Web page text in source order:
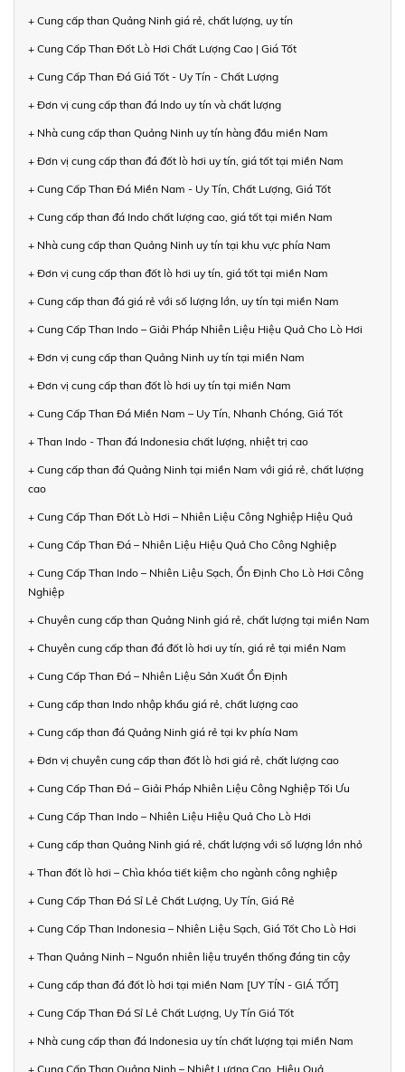
+ Cung cấp than Quảng Ninh giá rẻ, chất lượng, uy tín
+ Cung Cấp Than Đốt Lò Hơi Chất Lượng Cao | Giá Tốt
+ Cung Cấp Than Đá Giá Tốt - Uy Tín - Chất Lượng
+ Đơn vị cung cấp than đá Indo uy tín và chất lượng
+ Nhà cung cấp than Quảng Ninh uy tín hàng đầu miền Nam
+ Đơn vị cung cấp than đá đốt lò hơi uy tín, giá tốt tại miền Nam
+ Cung Cấp Than Đá Miền Nam - Uy Tín, Chất Lượng, Giá Tốt
+ Cung cấp than đá Indo chất lượng cao, giá tốt tại miền Nam
+ Nhà cung cấp than Quảng Ninh uy tín tại khu vực phía Nam
+ Đơn vị cung cấp than đốt lò hơi uy tín, giá tốt tại miền Nam
+ Cung cấp than đá giá rẻ với số lượng lớn, uy tín tại miền Nam
+ Cung Cấp Than Indo – Giải Pháp Nhiên Liệu Hiệu Quả Cho Lò Hơi
+ Đơn vị cung cấp than Quảng Ninh uy tín tại miền Nam
+ Đơn vị cung cấp than đốt lò hơi uy tín tại miền Nam
+ Cung Cấp Than Đá Miền Nam – Uy Tín, Nhanh Chóng, Giá Tốt
+ Than Indo - Than đá Indonesia chất lượng, nhiệt trị cao
+ Cung cấp than đá Quảng Ninh tại miền Nam với giá rẻ, chất lượng
cao
+ Cung Cấp Than Đốt Lò Hơi – Nhiên Liệu Công Nghiệp Hiệu Quả
+ Cung Cấp Than Đá – Nhiên Liệu Hiệu Quả Cho Công Nghiệp
+ Cung Cấp Than Indo – Nhiên Liệu Sạch, Ổn Định Cho Lò Hơi Công
Nghiệp
+ Chuyên cung cấp than Quảng Ninh giá rẻ, chất lượng tại miền Nam
+ Chuyên cung cấp than đá đốt lò hơi uy tín, giá rẻ tại miền Nam
+ Cung Cấp Than Đá – Nhiên Liệu Sản Xuất Ổn Định
+ Cung cấp than Indo nhập khẩu giá rẻ, chất lượng cao
+ Cung cấp than đá Quảng Ninh giá rẻ tại kv phía Nam
+ Đơn vị chuyên cung cấp than đốt lò hơi giá rẻ, chất lượng cao
+ Cung Cấp Than Đá – Giải Pháp Nhiên Liệu Công Nghiệp Tối Ưu
+ Cung Cấp Than Indo – Nhiên Liệu Hiệu Quả Cho Lò Hơi
+ Cung cấp than Quảng Ninh giá rẻ, chất lượng với số lượng lớn nhỏ
+ Than đốt lò hơi – Chìa khóa tiết kiệm cho ngành công nghiệp
+ Cung Cấp Than Đá Sỉ Lẻ Chất Lượng, Uy Tín, Giá Rẻ
+ Cung Cấp Than Indonesia – Nhiên Liệu Sạch, Giá Tốt Cho Lò Hơi
+ Than Quảng Ninh – Nguồn nhiên liệu truyền thống đáng tin cậy
+ Cung cấp than đá đốt lò hơi tại miền Nam [UY TÍN - GIÁ TỐT]
+ Cung Cấp Than Đá Sỉ Lẻ Chất Lượng, Uy Tín Giá Tốt
+ Nhà cung cấp than đá Indonesia uy tín chất lượng tại miền Nam
+ Cung Cấp Than Quảng Ninh – Nhiệt Lượng Cao, Hiệu Quả